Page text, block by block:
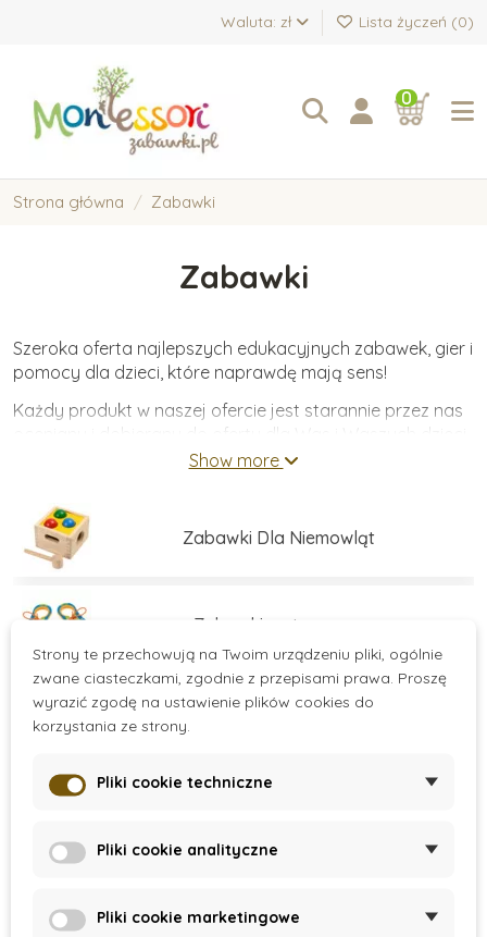
Waluta: zł Lista życzeń (0)
0
Strona główna Zabawki
Zabawki
Szeroka oferta najlepszych edukacyjnych zabawek, gier i
pomocy dla dzieci, które naprawdę mają sens!
Każdy produkt w naszej ofercie jest starannie przez nas
oceniany i dobierany do oferty dla Was i Waszych dzieci.
Oferujemy wyłącznie zabawki wykonane z wysokiej
świadomy rozwój dzieci.
Show more
Zabawki Dla Niemowląt
Zabawki motoryczne
Zabawki edukacyjne
Více kategorií
There are no products.
Strony te przechowują na Twoim urządzeniu pliki, ogólnie
zwane ciasteczkami, zgodnie z przepisami prawa. Proszę
wyrazić zgodę na ustawienie plików cookies do
korzystania ze strony.
Pliki cookie techniczne
Pliki cookie analityczne
Pliki cookie marketingowe